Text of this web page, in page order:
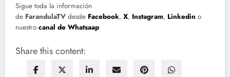
Sigue toda la información
de FarandulaTV desde Facebook, X, Instagram, Linkedin o
nuestro canal de Whatsaap
Share this content: